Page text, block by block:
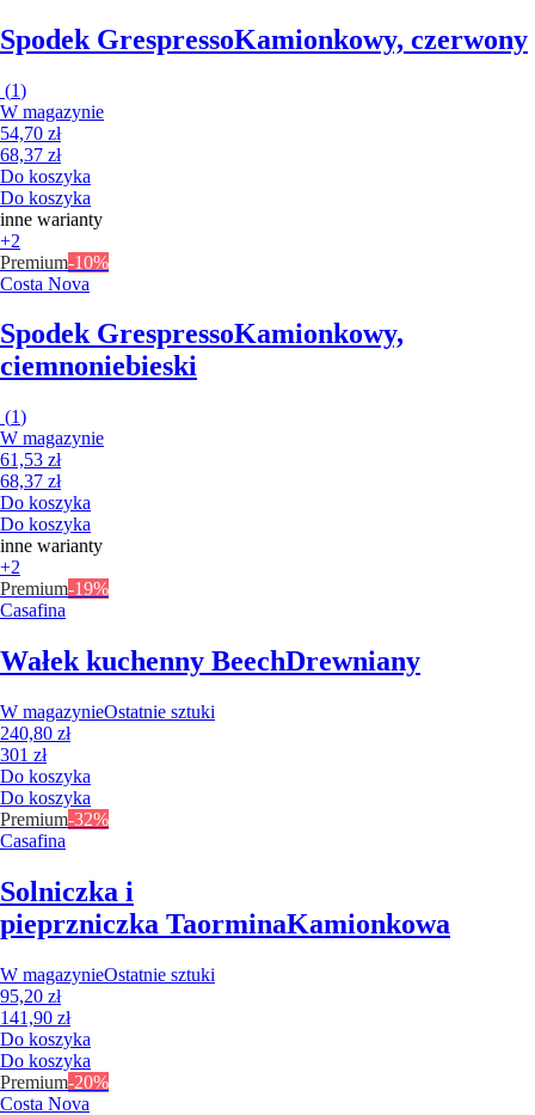
Spodek GrespressoKamionkowy, czerwony
(1)
W magazynie
54,70 zł
68,37 zł
Do koszyka
Do koszyka
inne warianty
+2
Premium-10%
Costa Nova
Spodek GrespressoKamionkowy,
ciemnoniebieski
(1)
W magazynie
61,53 zł
68,37 zł
Do koszyka
Do koszyka
inne warianty
+2
Premium-19%
Casafina
Wałek kuchenny BeechDrewniany
W magazynieOstatnie sztuki
240,80 zł
301 zł
Do koszyka
Do koszyka
Premium-32%
Casafina
Solniczka i
pieprzniczka TaorminaKamionkowa
W magazynieOstatnie sztuki
95,20 zł
141,90 zł
Do koszyka
Do koszyka
Premium-20%
Costa Nova